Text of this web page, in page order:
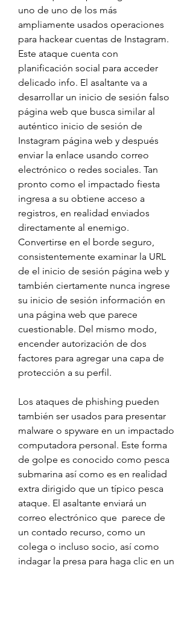
uno de uno de los más
ampliamente usados operaciones
para hackear cuentas de Instagram.
Este ataque cuenta con
planificación social para acceder
delicado info. El asaltante va a
desarrollar un inicio de sesión falso
página web que busca similar al
auténtico inicio de sesión de
Instagram página web y después
enviar la enlace usando correo
electrónico o redes sociales. Tan
pronto como el impactado fiesta
ingresa a su obtiene acceso a
registros, en realidad enviados
directamente al enemigo.
Convertirse en el borde seguro,
consistentemente examinar la URL
de el inicio de sesión página web y
también ciertamente nunca ingrese
su inicio de sesión información en
una página web que parece
cuestionable. Del mismo modo,
encender autorización de dos
factores para agregar una capa de
protección a su perfil.
Los ataques de phishing pueden
también ser usados para presentar
malware o spyware en un impactado
computadora personal. Este forma
de golpe es conocido como pesca
submarina así como es en realidad
extra dirigido que un típico pesca
ataque. El asaltante enviará un
correo electrónico que  parece de
un contado recurso, como un
colega o incluso socio, así como
indagar la presa para haga clic en un